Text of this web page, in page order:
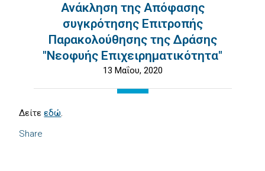
Ανάκληση της Απόφασης
συγκρότησης Επιτροπής
Παρακολούθησης της Δράσης
"Νεοφυής Επιχειρηματικότητα"
13 Μαΐου, 2020
Share
Δείτεεδώ.